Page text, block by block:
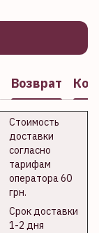
Возврат
Стоимость
доставки
согласно
тарифам
оператора 60
грн.
Срок доставки
1-2 дня